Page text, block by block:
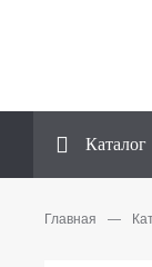
Каталог
Главная —